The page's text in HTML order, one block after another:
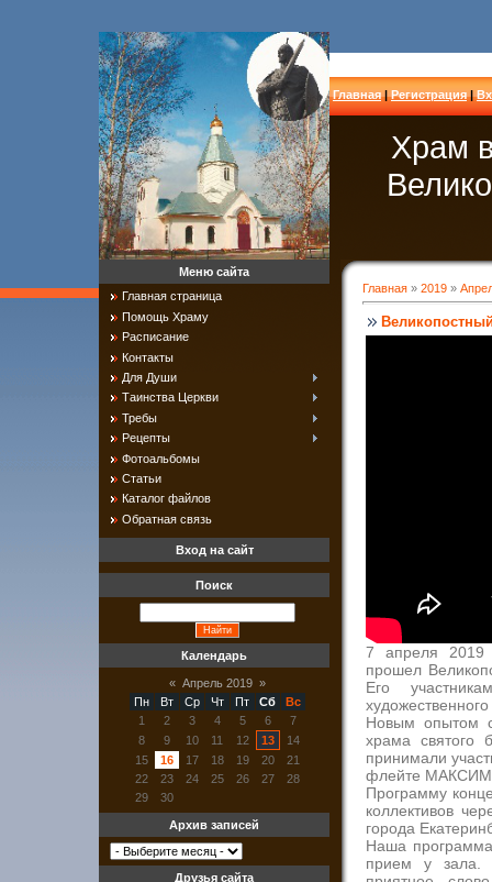
Главная|Регистрация|
Храм
Главная » 2019 »
7 апреля 2019
прошел
Его
Новым опытом
храма святого
принимали
флейте
Программу
коллективов
города
Наша
прием у зала.
Меню сайта
Главная страница
Помощь Храму
Расписание
Контакты
Для Души
Таинства Церкви
Требы
Рецепты
Фотоальбомы
Статьи
Каталог файлов
Обратная связь
Вход на сайт
Поиск
Календарь
« Апрель 2019 »
Пн
Вт Ср Чт Пт Сб
Вс
1
2 3 4 5 6
7
8
9 10 11 12 13
14
15
16 17 18 19 20
21
22
23 24 25 26 27
28
29
30
Архив записей
Друзья сайта